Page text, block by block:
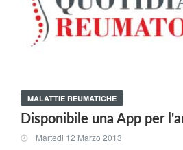
MALATTIE REUMATICHE
Disponibile una App per
Martedi 12 Marzo 2013